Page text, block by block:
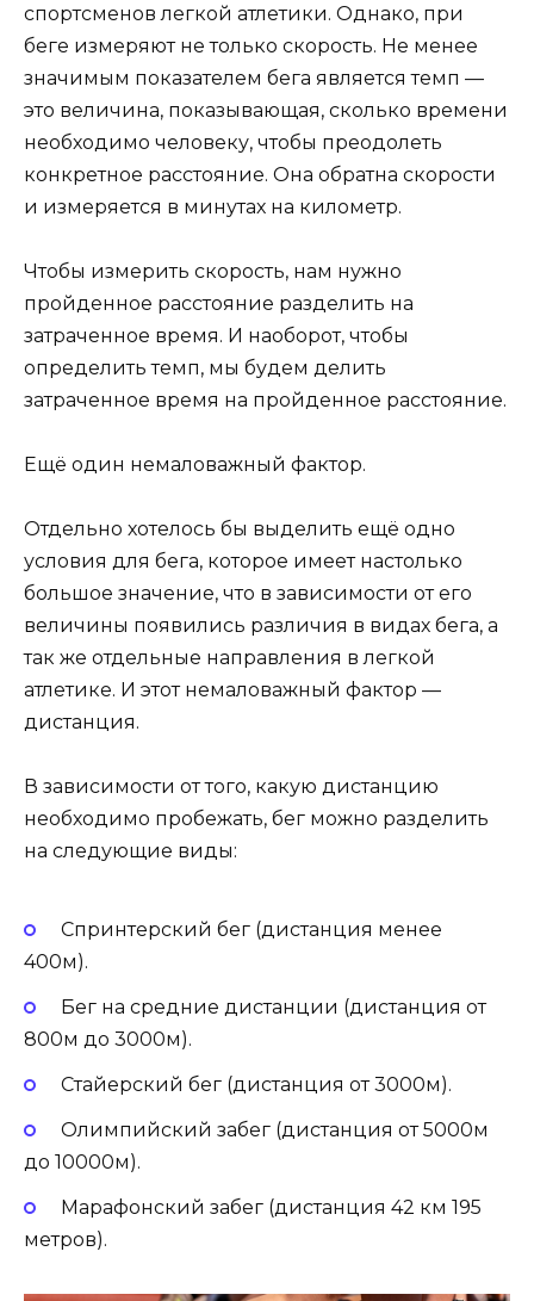
спортсменов легкой атлетики. Однако, при
беге измеряют не только скорость. Не менее
значимым показателем бега является темп —
это величина, показывающая, сколько времени
необходимо человеку, чтобы преодолеть
конкретное расстояние. Она обратна скорости
и измеряется в минутах на километр.
Чтобы измерить скорость, нам нужно
пройденное расстояние разделить на
затраченное время. И наоборот, чтобы
определить темп, мы будем делить
затраченное время на пройденное расстояние.
Ещё один немаловажный фактор.
Отдельно хотелось бы выделить ещё одно
условия для бега, которое имеет настолько
большое значение, что в зависимости от его
величины появились различия в видах бега, а
так же отдельные направления в легкой
атлетике. И этот немаловажный фактор —
дистанция.
В зависимости от того, какую дистанцию
необходимо пробежать, бег можно разделить
на следующие виды:
Спринтерский бег (дистанция менее
400м).
Бег на средние дистанции (дистанция от
800м до 3000м).
Стайерский бег (дистанция от 3000м).
Олимпийский забег (дистанция от 5000м
до 10000м).
Марафонский забег (дистанция 42 км 195
метров).